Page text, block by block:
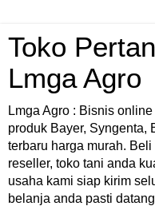
Toko
Lmga Agro
Lmga Agro : Bisnis
produk Bayer, Syngenta,
terbaru harga murah.
reseller, toko tani anda
usaha kami siap kirim
belanja anda pasti